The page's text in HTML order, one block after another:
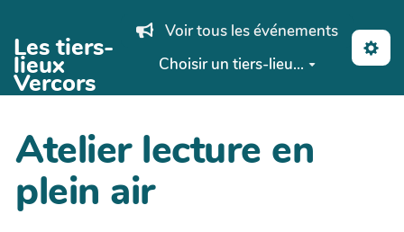
Aller au contenu principal
Les tiers-
lieux
Vercors
Voir tous les événements
Choisir un tiers-lieu...
Atelier lecture en
plein air